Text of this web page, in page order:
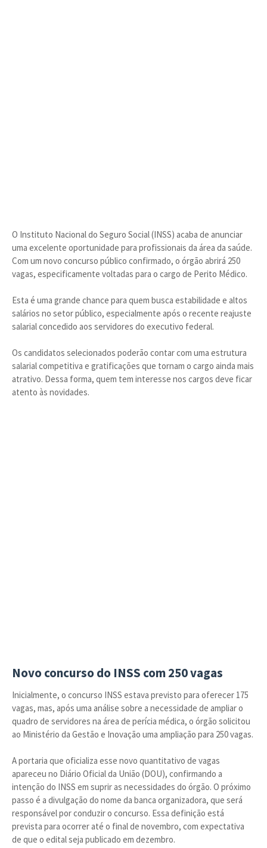
O Instituto Nacional do Seguro Social (INSS) acaba de anunciar
uma excelente oportunidade para profissionais da área da saúde.
Com um novo concurso público confirmado, o órgão abrirá 250
vagas, especificamente voltadas para o cargo de Perito Médico.
Esta é uma grande chance para quem busca estabilidade e altos
salários no setor público, especialmente após o recente reajuste
salarial concedido aos servidores do executivo federal.
Os candidatos selecionados poderão contar com uma estrutura
salarial competitiva e gratificações que tornam o cargo ainda mais
atrativo. Dessa forma, quem tem interesse nos cargos deve ficar
atento às novidades.
Novo concurso do INSS com 250 vagas
Inicialmente, o concurso INSS estava previsto para oferecer 175
vagas, mas, após uma análise sobre a necessidade de ampliar o
quadro de servidores na área de perícia médica, o órgão solicitou
ao Ministério da Gestão e Inovação uma ampliação para 250 vagas.
A portaria que oficializa esse novo quantitativo de vagas
apareceu no Diário Oficial da União (DOU), confirmando a
intenção do INSS em suprir as necessidades do órgão. O próximo
passo é a divulgação do nome da banca organizadora, que será
responsável por conduzir o concurso. Essa definição está
prevista para ocorrer até o final de novembro, com expectativa
de que o edital seja publicado em dezembro.